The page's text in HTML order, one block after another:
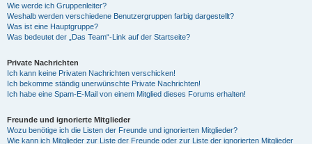
Wie werde ich Gruppenleiter?
Weshalb werden verschiedene Benutzergruppen farbig dargestellt?
Was ist eine Hauptgruppe?
Was bedeutet der „Das Team“-Link auf der Startseite?
Private Nachrichten
Ich kann keine Privaten Nachrichten verschicken!
Ich bekomme ständig unerwünschte Private Nachrichten!
Ich habe eine Spam-E-Mail von einem Mitglied dieses Forums erhalten!
Freunde und ignorierte Mitglieder
Wozu benötige ich die Listen der Freunde und ignorierten Mitglieder?
Wie kann ich Mitglieder zur Liste der Freunde oder zur Liste der ignorierten Mitglieder